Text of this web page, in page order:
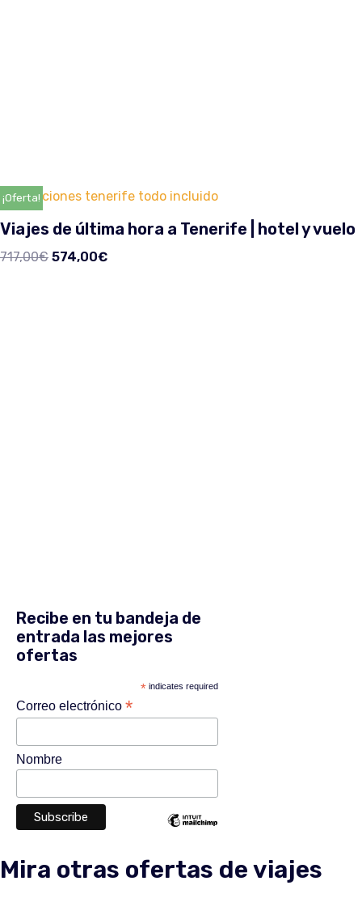
¡Oferta!
Viajes de última hora a Tenerife | hotel y vuelo
717,00€ 574,00€
Recibe en tu bandeja de
entrada las mejores
ofertas
*indicates required
Correo electrónico *
Nombre
Mira otras ofertas de viajes